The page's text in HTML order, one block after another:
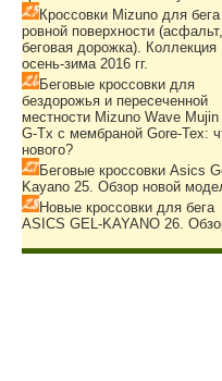
Кроссовки Mizuno для
ровной поверхности (асфальт,
беговая дорожка). Коллекция
осень-зима 2016 гг.
Беговые кроссовки для
бездорожья и пересеченной
местности Mizuno Wave Mujin
G-Tx с мембраной Gore-Tex:
нового?
Беговые кроссовки Asics
Kayano 25. Обзор новой
Новые кроссовки для бега
ASICS GEL-KAYANO 26.